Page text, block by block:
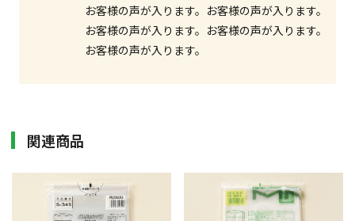
お客様の声が入ります。お客様の声が入ります。
お客様の声が入ります。お客様の声が入ります。
お客様の声が入ります。
関連商品